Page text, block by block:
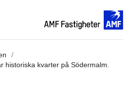
historiska kvarter på Södermalm.